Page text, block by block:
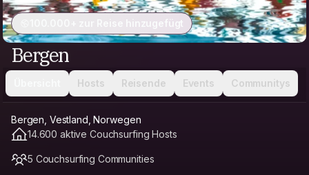
100.000+ zur Reise hinzugefügt
Bergen
Hosts Reisende Events Communitys
Bergen, Vestland, Norwegen
14.600 aktive Couchsurfing Hosts
5 Couchsurfing Communities